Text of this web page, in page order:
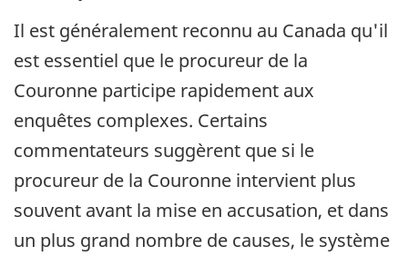
Il est généralement reconnu au Canada qu'il
est essentiel que le procureur de la
Couronne participe rapidement aux
enquêtes complexes. Certains
commentateurs suggèrent que si le
procureur de la Couronne intervient plus
souvent avant la mise en accusation, et dans
un plus grand nombre de causes, le système